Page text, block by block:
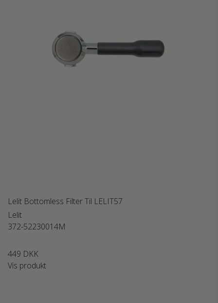
Lelit Bottomless Filter Til LELIT57
Lelit
372-52230014M
449 DKK
Vis produkt